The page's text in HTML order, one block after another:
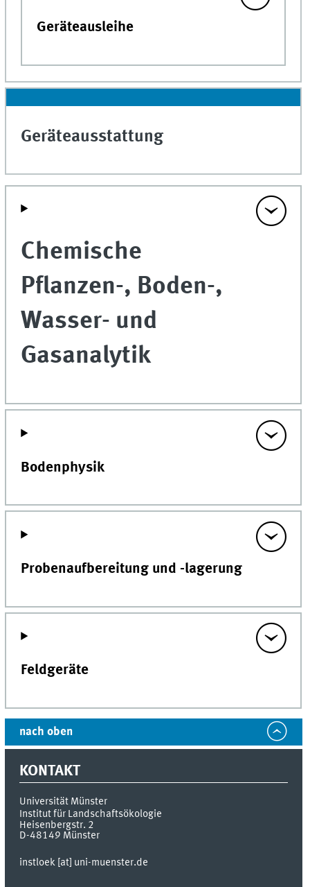
Geräteausleihe
Geräteausstattung
Chemische
Pflanzen-, Boden-,
Wasser- und
Gasanalytik
Bodenphysik
Probenaufbereitung und -lagerung
Feldgeräte
nach oben
KONTAKT
Universität Münster
Institut für Landschaftsökologie
Heisenbergstr. 2
D-48149 Münster
instloek [at] uni-muenster.de